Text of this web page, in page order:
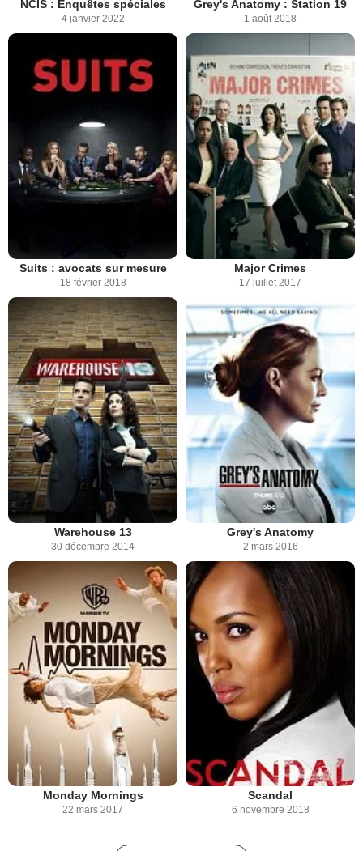
NCIS : Enquêtes spéciales
4 janvier 2022
Grey's Anatomy : Station 19
1 août 2018
Suits : avocats sur mesure
18 février 2018
Major Crimes
17 juillet 2017
Warehouse 13
30 décembre 2014
Grey's Anatomy
2 mars 2016
Monday Mornings
22 mars 2017
Scandal
6 novembre 2018